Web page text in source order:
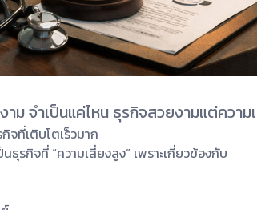
าม จำเป็นแค่ไหน ธุรกิจสวยงามแต่ควา
จที่เติบโตเร็วมาก
ธุรกิจที่ “ความเสี่ยงสูง” เพราะเกี่ยวข้องกับ